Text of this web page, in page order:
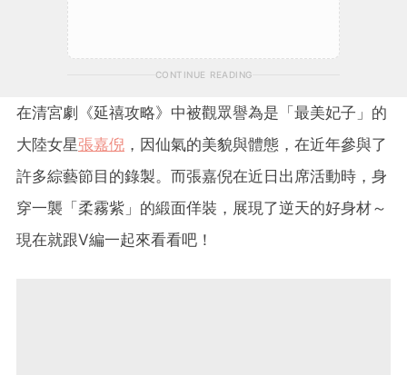
CONTINUE READING
在清宮劇《延禧攻略》中被觀眾譽為是「最美妃子」的
大陸女星張嘉倪 ，因仙氣的美貌與體態，在近年參與了
許多綜藝節目的錄製。而張嘉倪在近日出席活動時，身
穿一襲「柔霧紫」的緞面佯裝，展現了逆天的好身材～
現在就跟V編一起來看看吧！